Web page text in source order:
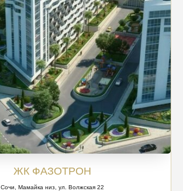
ЖК ФАЗОТРОН
Сочи, Мамайка низ, ул. Волжская 22